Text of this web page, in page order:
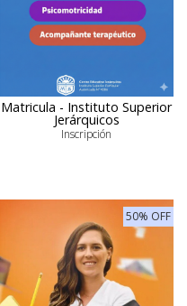
Matricula - Instituto Superior
Jerárquicos
Inscripción
50% OFF